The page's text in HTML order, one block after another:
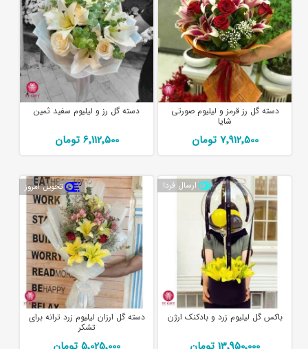
دسته گل رز قرمز و لیلیوم صورتی
شایا
7٬912٬500 تومان
دسته گل رز و لیلیوم سفید ثمین
6٬112٬500 تومان
ارسال فردا
باکس گل لیلیوم زرد و بادکنک ارژن
تحویل امروز
دسته گل ارزان لیلیوم زرد ترانه برای
تشکر